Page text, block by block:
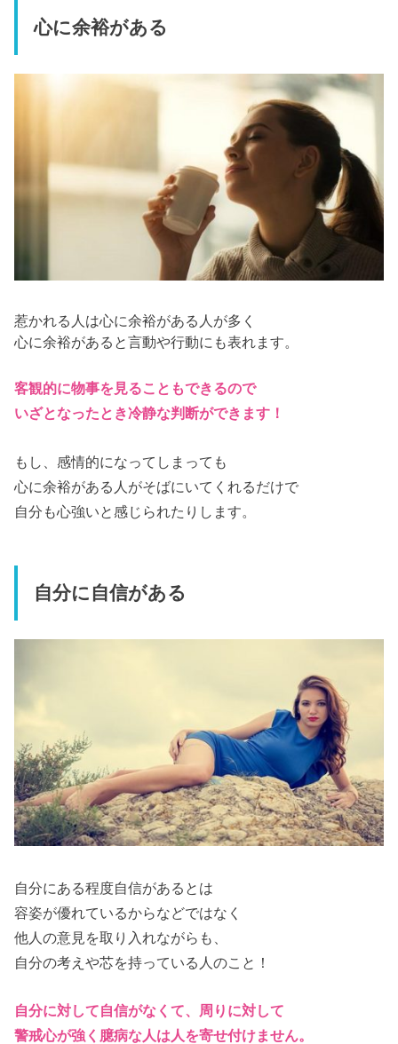
心に余裕がある
惹かれる人は心に余裕がある人が多く
心に余裕があると言動や行動にも表れます。
客観的に物事を見ることもできるので
いざとなったとき冷静な判断ができます！
もし、感情的になってしまっても
心に余裕がある人がそばにいてくれるだけで
自分も心強いと感じられたりします。
自分に自信がある
自分にある程度自信があるとは
容姿が優れているからなどではなく
他人の意見を取り入れながらも、
自分の考えや芯を持っている人のこと！
自分に対して自信がなくて、周りに対して
警戒心が強く臆病な人は人を寄せ付けません。